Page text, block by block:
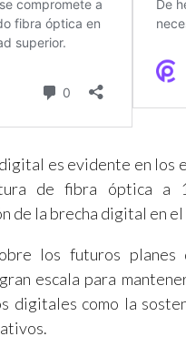
es evidente en
de fibra óptica a
de la brecha digital en el
los futuros
escala para
digitales como la